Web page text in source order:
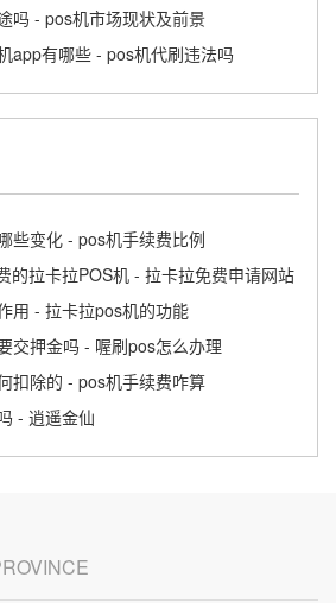
吗 - pos机市场现状及前景
app有哪些 - pos机代刷违法吗
些变化 - pos机手续费比例
的拉卡拉POS机 - 拉卡拉免费申请网站
用 - 拉卡拉pos机的功能
交押金吗 - 喔刷pos怎么办理
扣除的 - pos机手续费咋算
- 逍遥金仙